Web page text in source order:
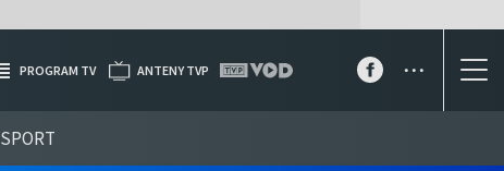
SPORT
PROGRAM TV ANTENY TVP ...